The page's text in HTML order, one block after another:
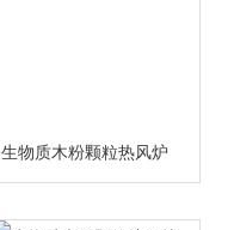
生物质木粉颗粒热风炉